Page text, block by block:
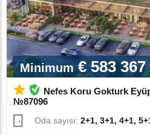
Minimum€ 583 367
Nefes Koru Gokturk
№87096
Oda sayısı:2+1, 3+1, 4+1,